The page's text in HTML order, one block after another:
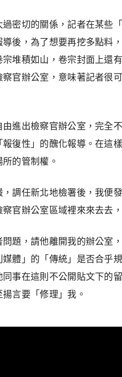
密切的關係，記者在某些
後，為了想要再挖多點料
堆積如山，卷宗封面上還
官辦公室，意味著記者很
進出檢察官辦公室，完全
復性」的醜化報導。在這
的管制權。
調任新北地檢署後，我便
官辦公室區域裡來來去去
題，請他離開我的辦公室
體」的「傳統」是否合乎
事在這則不公開貼文下的
言要「修理」我。